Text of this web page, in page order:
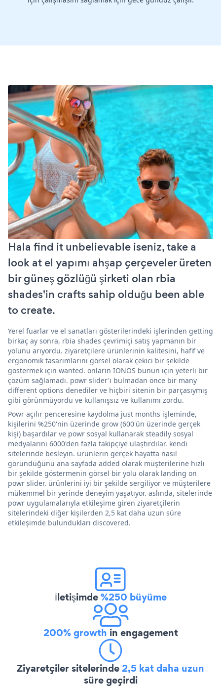
Hala find it unbelievable iseniz, take a
look at el yapımı ahşap çerçeveler üreten
bir güneş gözlüğü şirketi olan rbia
shades'in crafts sahip olduğu been able
to create.
Yerel fuarlar ve el sanatları gösterilerindeki işlerinden getting
birkaç ay sonra, rbia shades çevrimiçi satış yapmanın bir
yolunu arıyordu. ziyaretçilere ürünlerinin kalitesini, hafif ve
ergonomik tasarımlarını görsel olarak çekici bir şekilde
göstermek için wanted. onların IONOS bunun için yeterli bir
çözüm sağlamadı. powr slider'ı bulmadan önce bir many
different options denediler ve hiçbiri sitenin bir parçasıymış
gibi görünmüyordu ve kullanışsız ve kullanımı zordu.
Powr açılır penceresine kaydolma just months işleminde,
kişilerini %250'nin üzerinde grow (600'ün üzerinde gerçek
kişi) başardılar ve powr sosyal kullanarak steadily sosyal
medyalarını 6000'den fazla takipçiye ulaştırdılar. kendi
sitelerinde besleyin. ürünlerin gerçek hayatta nasıl
göründüğünü ana sayfada added olarak müşterilerine hızlı
bir şekilde göstermenin görsel bir yolu olarak landing on
powr slider. ürünlerini iyi bir şekilde sergiliyor ve müşterilere
mükemmel bir yerinde deneyim yaşatıyor. aslında, sitelerinde
powr uygulamalarıyla etkileşime giren ziyaretçilerin
sitelerindeki diğer kişilerden 2,5 kat daha uzun süre
etkileşimde bulundukları discovered.
İletişimde%250 büyüme
200% growth in engagement
Ziyaretçiler sitelerinde2,5 kat daha uzun
süre geçirdi